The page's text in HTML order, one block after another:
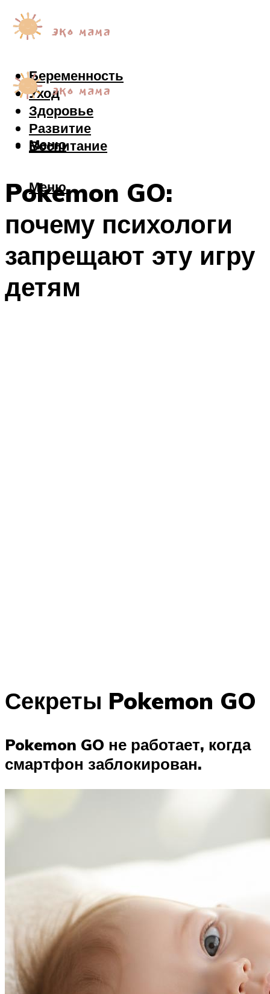
Беременность
Уход
Здоровье
Развитие
Воспитание
Меню
Меню
Pokemon GO:
почему психологи
запрещают эту игру
детям
Секреты Pokemon GO
Pokemon GO не работает, когда
смартфон заблокирован.